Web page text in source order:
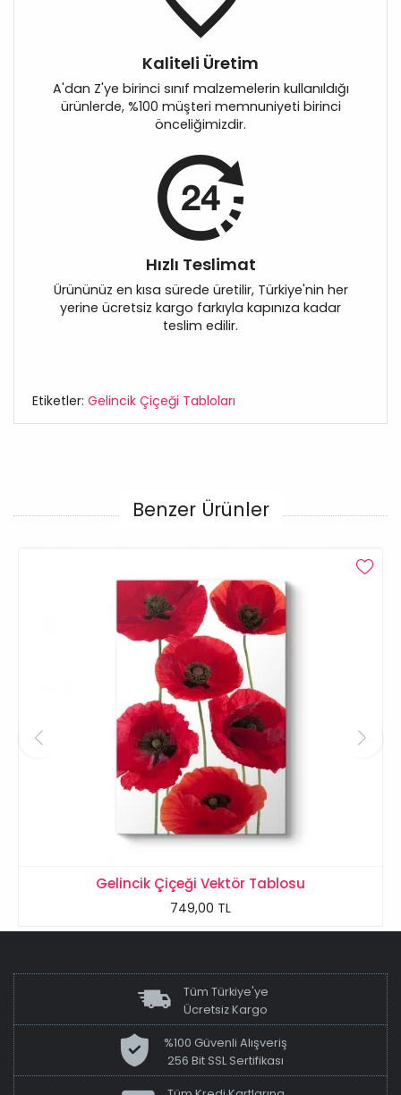
Kaliteli Üretim
A'dan Z'ye birinci sınıf malzemelerin kullanıldığı
ürünlerde, %100 müşteri memnuniyeti birinci
önceliğimizdir.
Hızlı Teslimat
Ürününüz en kısa sürede üretilir, Türkiye'nin her
yerine ücretsiz kargo farkıyla kapınıza kadar
teslim edilir.
Etiketler: Gelincik Çiçeği Tabloları
Benzer Ürünler
Gelincik Çiçeği Vektör Tablosu
749,00 TL
Tüm Türkiye'ye
Ücretsiz Kargo
%100 Güvenli Alışveriş
256 Bit SSL Sertifikası